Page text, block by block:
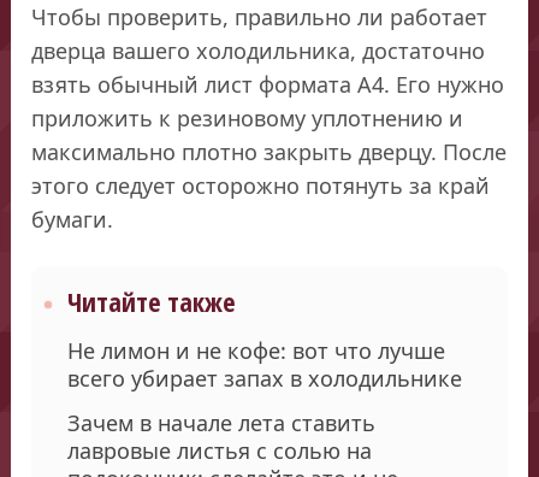
Чтобы проверить, правильно ли работает
дверца вашего холодильника, достаточно
взять обычный лист формата А4. Его нужно
приложить к резиновому уплотнению и
максимально плотно закрыть дверцу. После
этого следует осторожно потянуть за край
бумаги.
Читайте также
Не лимон и не кофе: вот что лучше
всего убирает запах в холодильнике
Зачем в начале лета ставить
лавровые листья с солью на